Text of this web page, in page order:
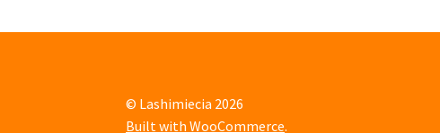
© Lashimiecia 2026
Built with WooCommerce.